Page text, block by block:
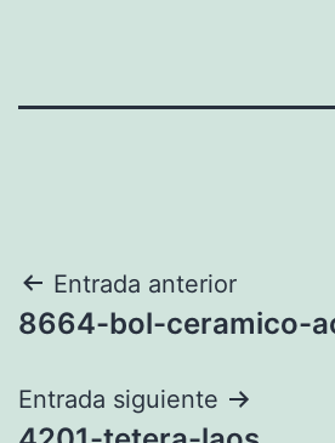
Navegación
de
entradas
Entrada anterior
8664-bol-ceramico-
Entrada siguiente